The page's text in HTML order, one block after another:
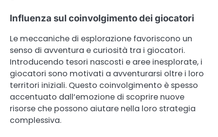
Influenza sul coinvolgimento dei giocatori
Le meccaniche di esplorazione favoriscono un
senso di avventura e curiosità tra i giocatori.
Introducendo tesori nascosti e aree inesplorate, i
giocatori sono motivati a avventurarsi oltre i loro
territori iniziali. Questo coinvolgimento è spesso
accentuato dall’emozione di scoprire nuove
risorse che possono aiutare nella loro strategia
complessiva.